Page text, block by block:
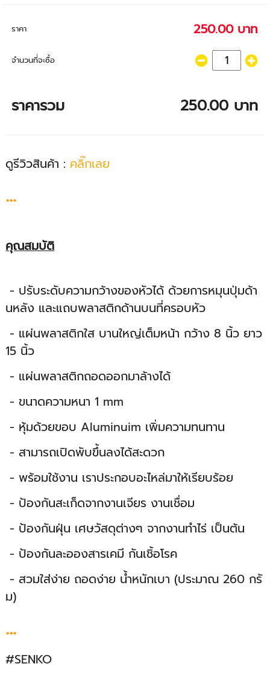
ราคา 250.00 บาท
จำนวนที่จะซื้อ
ราคารวม 250.00 บาท
ดูรีวิวสินค้า : คลิ๊กเลย
...
คุณสมบัติ
- ปรับระดับความกว้างของหัวได้ ด้วยการหมุนปุ่มด้า
นหลัง และแถบพลาสติกด้านบนที่ครอบหัว
- แผ่นพลาสติกใส บานใหญ่เต็มหน้า กว้าง 8 นิ้ว ยาว
15 นิ้ว
- แผ่นพลาสติกถอดออกมาล้างได้
- ขนาดความหนา 1 mm
- หุ้มด้วยขอบ Aluminuim เพิ่มความทนทาน
- สามารถเปิดพับขึ้นลงได้สะดวก
- พร้อมใช้งาน เราประกอบอะไหล่มาให้เรียบร้อย
- ป้องกันสะเก็ดจากงานเจียร งานเชื่อม
- ป้องกันฝุ่น เศษวัสดุต่างๆ จากงานทำไร่ เป็นต้น
- ป้องกันละอองสารเคมี กันเชิ้อโรค
- สวมใส่ง่าย ถอดง่าย น้ำหนักเบา (ประมาณ 260 กรั
ม)
...
#SENKO